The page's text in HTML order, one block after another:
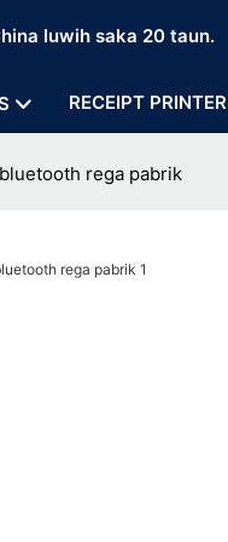
luwih saka 20 taun.
RECEIPT PRINTER
rega pabrik